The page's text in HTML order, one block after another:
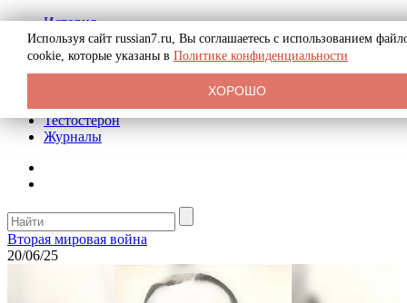
История
Биография
Криминал
Реклама на сайте
Тестостерон
Журналы
Вторая мировая война
20/06/25
Используя сайт russian7.ru, Вы соглашаетесь с использованием
cookie, которые указаны в Политике конфиденциальности
ХОРОШО